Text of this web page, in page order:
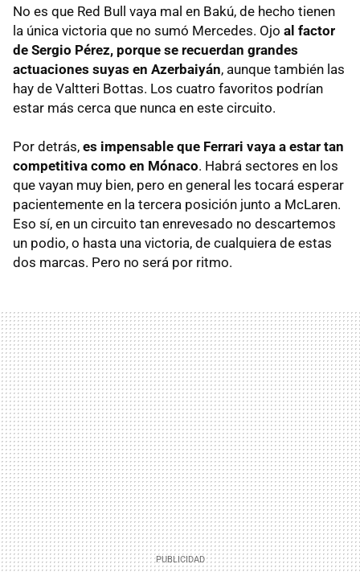
No es que Red Bull vaya mal en Bakú, de hecho tienen
la única victoria que no sumó Mercedes. Ojo al factor
de Sergio Pérez, porque se recuerdan grandes
actuaciones suyas en Azerbaiyán, aunque también las
hay de Valtteri Bottas. Los cuatro favoritos podrían
estar más cerca que nunca en este circuito.
Por detrás, es impensable que Ferrari vaya a estar tan
competitiva como en Mónaco. Habrá sectores en los
que vayan muy bien, pero en general les tocará esperar
pacientemente en la tercera posición junto a McLaren.
Eso sí, en un circuito tan enrevesado no descartemos
un podio, o hasta una victoria, de cualquiera de estas
dos marcas. Pero no será por ritmo.